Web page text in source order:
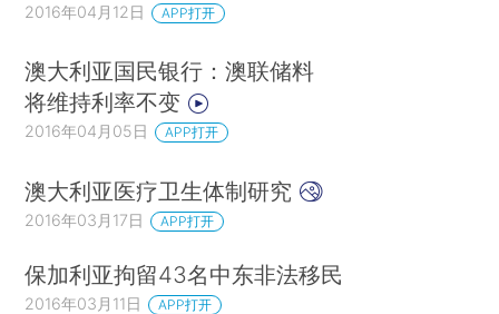
2016年04月12日 APP打开
澳大利亚国民银行：澳联储料
将维持利率不变
2016年04月05日 APP打开
澳大利亚医疗卫生体制研究
2016年03月17日 APP打开
保加利亚拘留43名中东非法移民
2016年03月11日 APP打开